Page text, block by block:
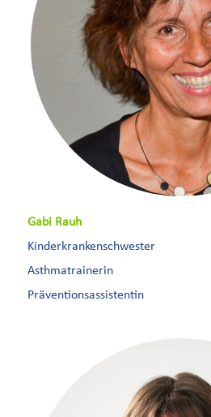
Gabi Rauh
Kinderkrankenschwester
Asthmatrainerin
Präventionsassistentin